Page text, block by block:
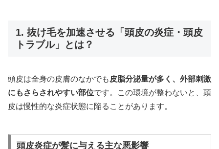
1. 抜け毛を加速させる「頭皮の炎症・頭皮
トラブル」とは？
頭皮は全身の皮膚のなかでも 皮脂分泌量が多く、外部刺激
にもさらされやすい部位です。この環境が整わないと、頭
皮は慢性的な炎症状態に陥ることがあります。
頭皮炎症が髪に与える主な悪影響